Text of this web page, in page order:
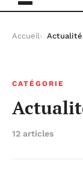
Accueil
CATÉGORIE
12 articles